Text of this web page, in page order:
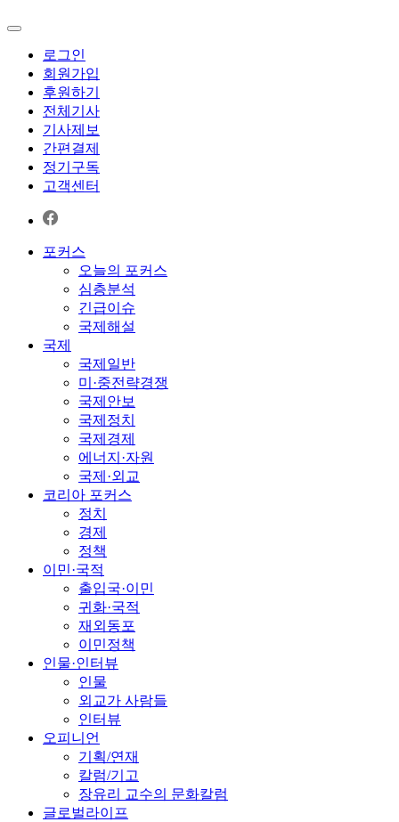
로그인
회원가입
후원하기
전체기사
기사제보
간편결제
정기구독
고객센터
포커스
오늘의 포커스
심층분석
긴급이슈
국제해설
국제
국제일반
미·중전략경쟁
국제안보
국제정치
국제경제
에너지·자원
국제·외교
코리아 포커스
정치
경제
정책
이민·국적
출입국·이민
귀화·국적
재외동포
이민정책
인물·인터뷰
인물
외교가 사람들
인터뷰
오피니언
기획/연재
칼럼/기고
장유리 교수의 문화칼럼
글로벌라이프